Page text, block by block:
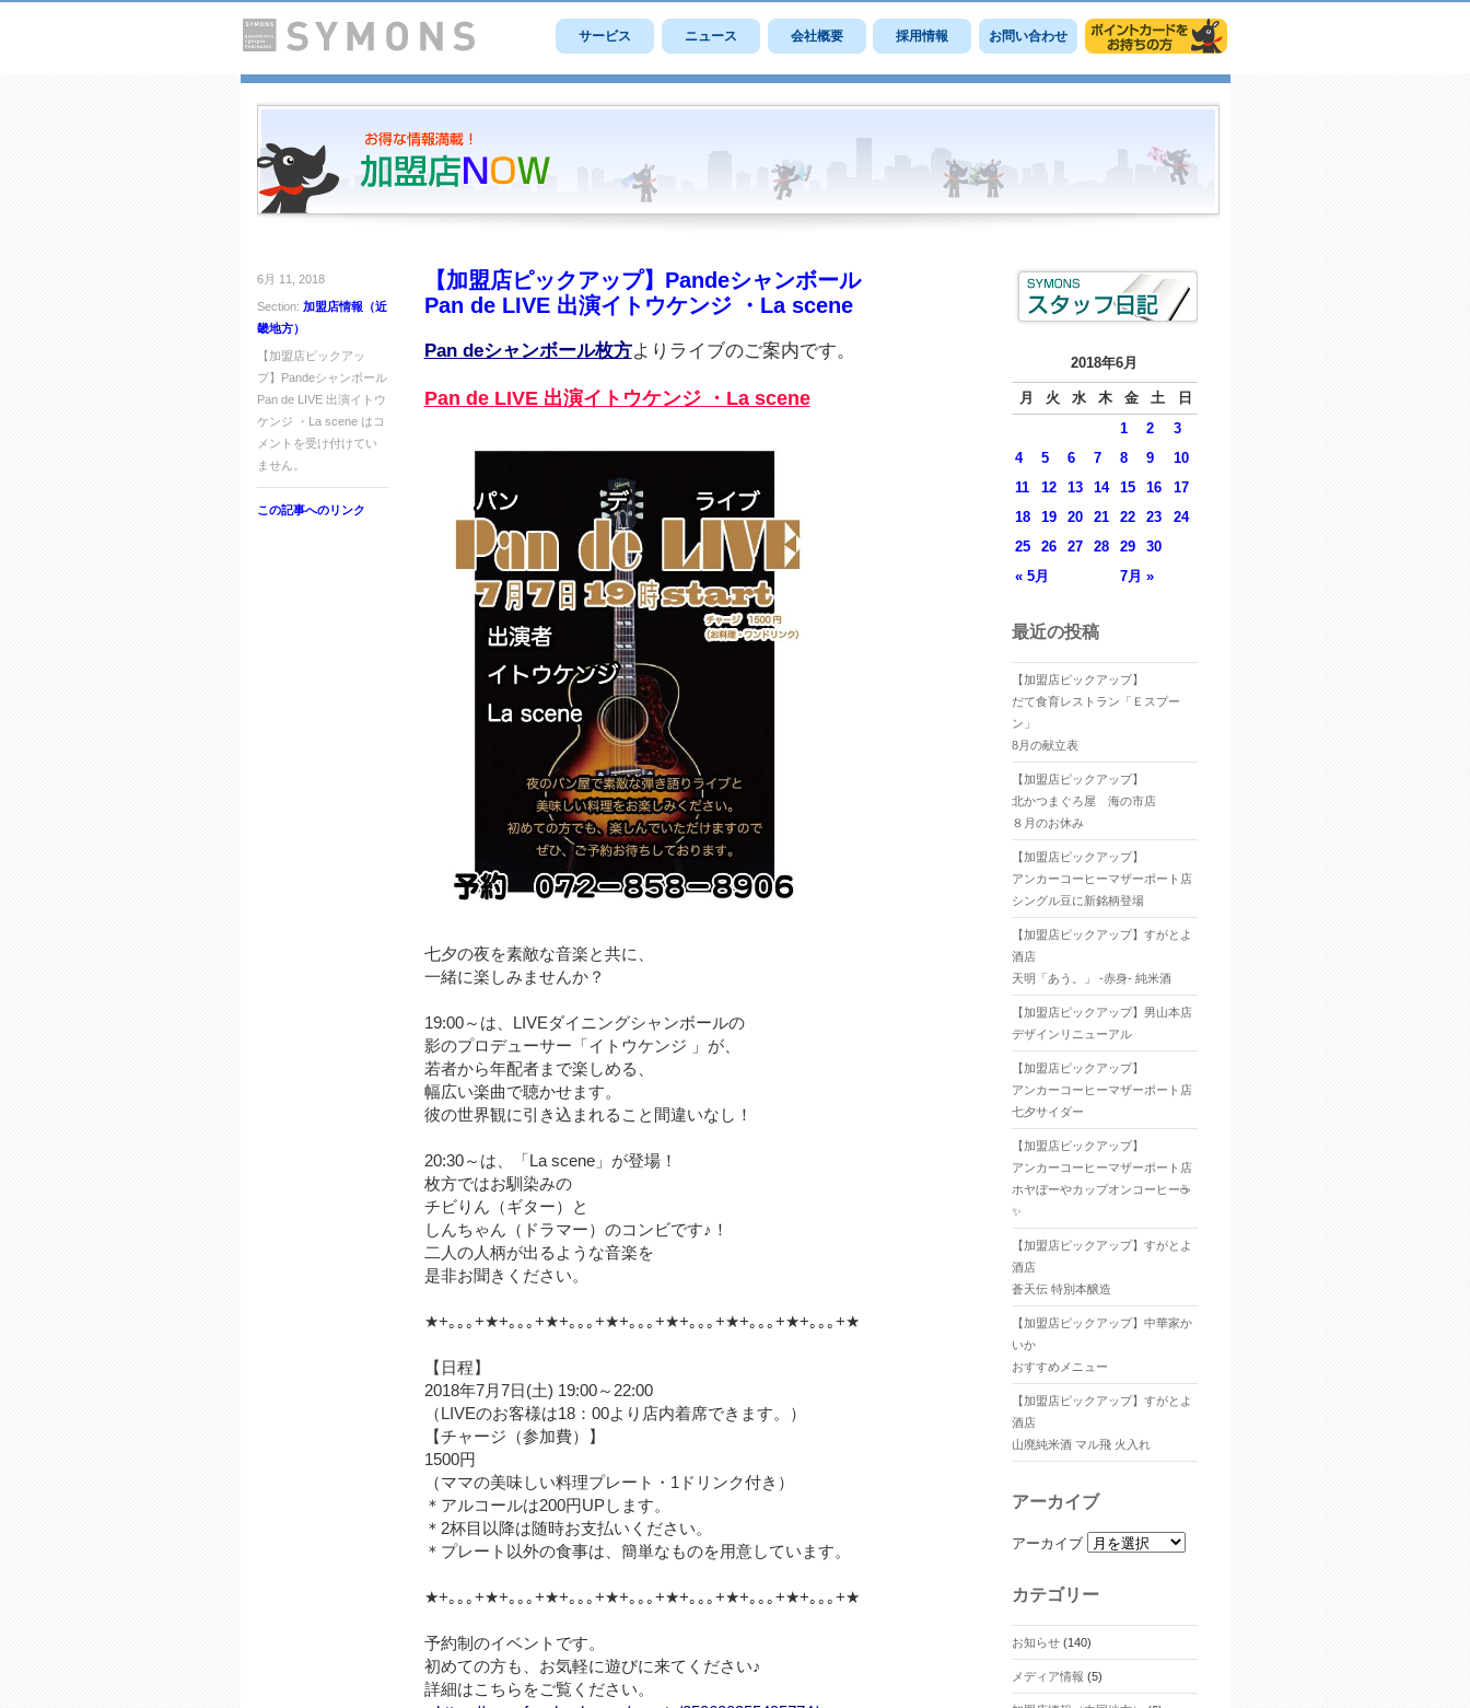
サービス ニュース 会社概要 採用情報 お問い合わせ
6月 11, 2018
Section: 加盟店情報（近
畿地方）
【加盟店ピックアッ
プ】Pandeシャンボール
Pan de LIVE 出演イトウ
ケンジ ・La scene は コ
メントを受け付けてい
ません。
この記事へのリンク
【加盟店ピックアップ】Pandeシャンボール
Pan de LIVE 出演イトウケンジ ・La scene
Pan deシャンボール枚方よりライブのご案内です。
Pan de LIVE 出演イトウケンジ ・La scene
七夕の夜を素敵な音楽と共に、
一緒に楽しみませんか？
19:00～は、LIVEダイニングシャンボールの
影のプロデューサー「イトウケンジ 」が、
若者から年配者まで楽しめる、
幅広い楽曲で聴かせます。
彼の世界観に引き込まれること間違いなし！
20:30～は、「La scene」が登場！
枚方ではお馴染みの
チビりん（ギター）と
しんちゃん（ドラマー）のコンビです♪！
二人の人柄が出るような音楽を
是非お聞きください。
★+｡｡｡+★+｡｡｡+★+｡｡｡+★+｡｡｡+★+｡｡｡+★+｡｡｡+★+｡｡｡+★
【日程】
2018年7月7日(土) 19:00～22:00
（LIVEのお客様は18：00より店内着席できます。）
【チャージ（参加費）】
1500円
（ママの美味しい料理プレート・1ドリンク付き）
＊アルコールは200円UPします。
＊2杯目以降は随時お支払いください。
＊プレート以外の食事は、簡単なものを用意しています。
★+｡｡｡+★+｡｡｡+★+｡｡｡+★+｡｡｡+★+｡｡｡+★+｡｡｡+★+｡｡｡+★
予約制のイベントです。
初めての方も、お気軽に遊びに来てください♪
詳細はこちらをご覧ください。
2018年6月
月 火 水 木 金 土 日
« 5月 7月 »
1 2
3
4
5 6 7 8 9
10
11
12 13 14 15 16
17
18
19 20 21 22 23
24
25
26 27 28 29 30
最近の投稿
【加盟店ピックアップ】
だて食育レストラン「Ｅスプー
ン」
8月の献立表
【加盟店ピックアップ】
北かつまぐろ屋 海の市店
８月のお休み
【加盟店ピックアップ】
アンカーコーヒーマザーポート店
シングル豆に新銘柄登場
【加盟店ピックアップ】すがとよ
酒店
天明「あう。」 -赤身- 純米酒
【加盟店ピックアップ】男山本店
デザインリニューアル
【加盟店ピックアップ】
アンカーコーヒーマザーポート店
七夕サイダー
【加盟店ピックアップ】
アンカーコーヒーマザーポート店
ホヤぼーやカップオンコーヒー☕
✨
【加盟店ピックアップ】すがとよ
酒店
蒼天伝 特別本醸造
【加盟店ピックアップ】中華家か
いか
おすすめメニュー
【加盟店ピックアップ】すがとよ
酒店
山廃純米酒 マル飛 火入れ
アーカイブ
アーカイブ
カテゴリー
お知らせ(140)
メディア情報 (5)